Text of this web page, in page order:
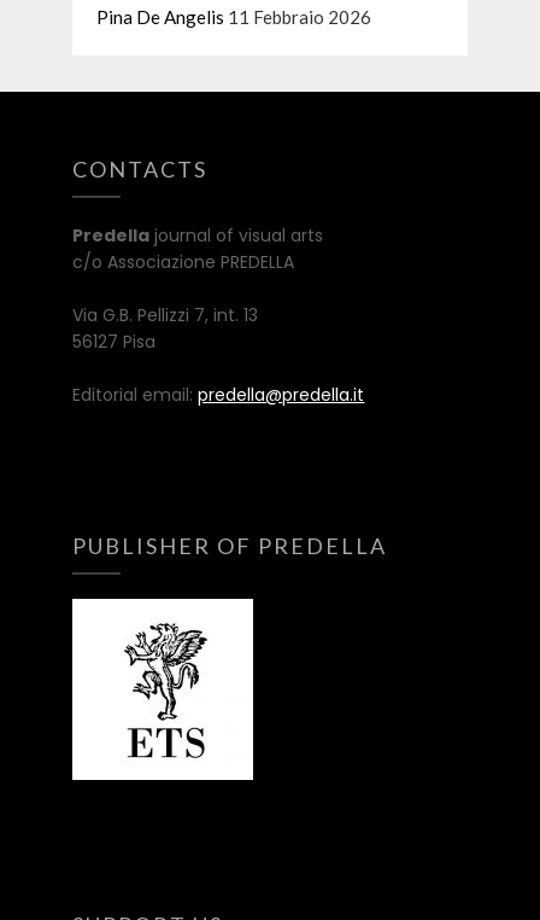
Pina De Angelis 11 Febbraio 2026
CONTACTS
Predella journal of visual arts
c/o Associazione PREDELLA
Via G.B. Pellizzi 7, int. 13
56127 Pisa
Editorial email:predella@predella.it
PUBLISHER OF PREDELLA